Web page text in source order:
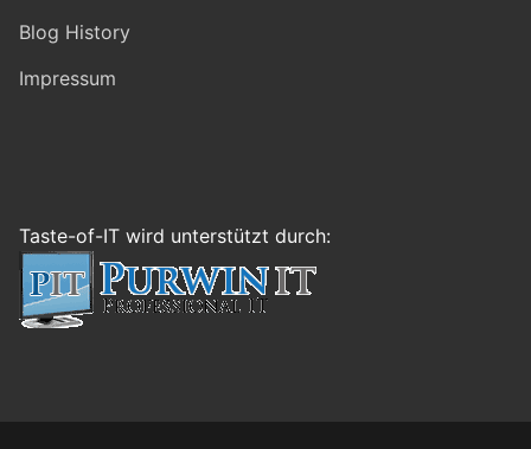
Blog History
Impressum
Taste-of-IT wird unterstützt durch: